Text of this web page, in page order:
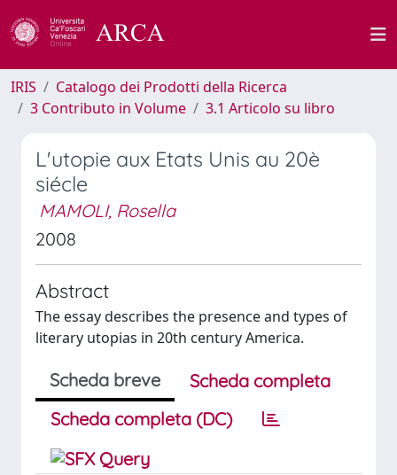
IRIS
Catalogo dei Prodotti della Ricerca
3 Contributo in Volume
3.1 Articolo su libro
L'utopie aux Etats Unis au 20è
siécle
MAMOLI, Rosella
2008
Abstract
The essay describes the presence and types of
literary utopias in 20th century America.
Scheda breve
Scheda completa
Scheda completa (DC)